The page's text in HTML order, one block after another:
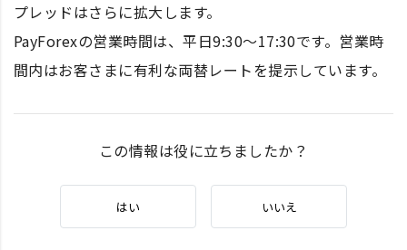
プレッドはさらに拡大します。
PayForexの営業時間は、平日9:30～17:30です。営業時
間内はお客さまに有利な両替レートを提示しています。
この情報は役に立ちましたか？
はい いいえ